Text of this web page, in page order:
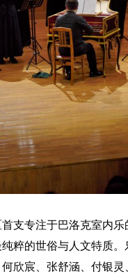
支专注于巴洛克室内
粹的世俗与人文特质
欣宸、张舒涵、付银